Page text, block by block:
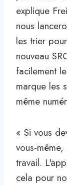
explique
nous
les trier
nouveau
facilement
marque les
même
« Si vous
vous-
travail.
cela pour